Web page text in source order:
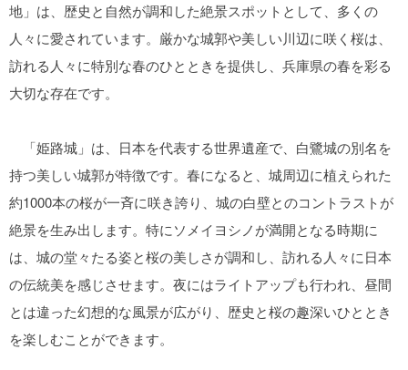
地」は、歴史と自然が調和した絶景スポットとして、多くの
人々に愛されています。厳かな城郭や美しい川辺に咲く桜は、
訪れる人々に特別な春のひとときを提供し、兵庫県の春を彩る
大切な存在です。
「姫路城」は、日本を代表する世界遺産で、白鷺城の別名を
持つ美しい城郭が特徴です。春になると、城周辺に植えられた
約1000本の桜が一斉に咲き誇り、城の白壁とのコントラストが
絶景を生み出します。特にソメイヨシノが満開となる時期に
は、城の堂々たる姿と桜の美しさが調和し、訪れる人々に日本
の伝統美を感じさせます。夜にはライトアップも行われ、昼間
とは違った幻想的な風景が広がり、歴史と桜の趣深いひととき
を楽しむことができます。